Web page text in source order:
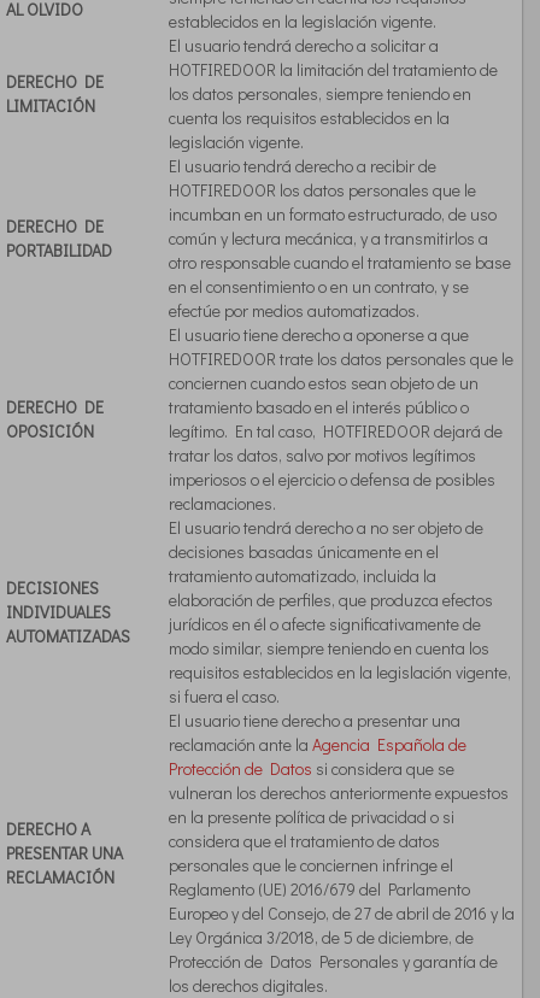
AL OLVIDO
establecidos en la legislación vigente.
DERECHO DE
LIMITACIÓN
El usuario tendrá derecho a solicitar a
HOTFIREDOOR la limitación del tratamiento de
los datos personales, siempre teniendo en
cuenta los requisitos establecidos en la
legislación vigente.
DERECHO DE
PORTABILIDAD
El usuario tendrá derecho a recibir de
HOTFIREDOOR los datos personales que le
incumban en un formato estructurado, de uso
común y lectura mecánica, y a transmitirlos a
otro responsable cuando el tratamiento se base
en el consentimiento o en un contrato, y se
efectúe por medios automatizados.
DERECHO DE
OPOSICIÓN
El usuario tiene derecho a oponerse a que
HOTFIREDOOR trate los datos personales que le
conciernen cuando estos sean objeto de un
tratamiento basado en el interés público o
legítimo. En tal caso, HOTFIREDOOR dejará de
tratar los datos, salvo por motivos legítimos
imperiosos o el ejercicio o defensa de posibles
reclamaciones.
DECISIONES
INDIVIDUALES
AUTOMATIZADAS
El usuario tendrá derecho a no ser objeto de
decisiones basadas únicamente en el
tratamiento automatizado, incluida la
elaboración de perfiles, que produzca efectos
jurídicos en él o afecte significativamente de
modo similar, siempre teniendo en cuenta los
requisitos establecidos en la legislación vigente,
si fuera el caso.
DERECHO A
PRESENTAR UNA
RECLAMACIÓN
El usuario tiene derecho a presentar una
reclamación ante la Agencia Española de
Protección de Datos si considera que se
vulneran los derechos anteriormente expuestos
en la presente política de privacidad o si
considera que el tratamiento de datos
personales que le conciernen infringe el
Reglamento (UE) 2016/679 del Parlamento
Europeo y del Consejo, de 27 de abril de 2016 y la
Ley Orgánica 3/2018, de 5 de diciembre, de
Protección de Datos Personales y garantía de
los derechos digitales.